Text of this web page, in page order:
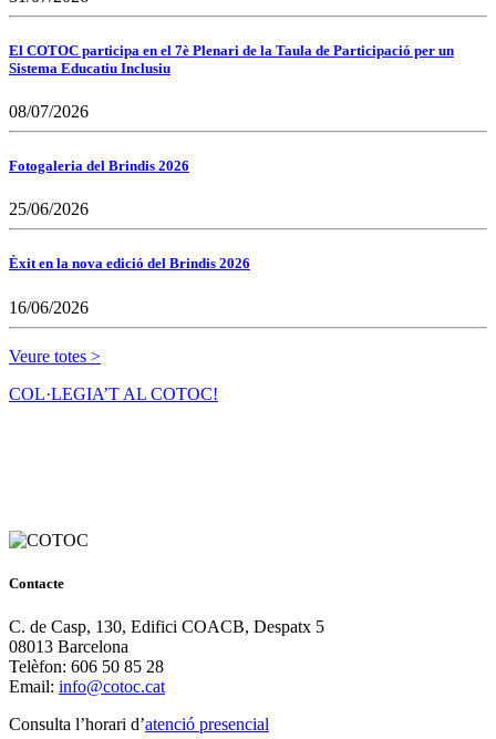
El COTOC participa en el 7è Plenari de la Taula de Participació per un
Sistema Educatiu Inclusiu
08/07/2026
Fotogaleria del Brindis 2026
25/06/2026
Èxit en la nova edició del Brindis 2026
16/06/2026
Veure totes >
COL·LEGIA’T AL COTOC!
Contacte
C. de Casp, 130, Edifici COACB, Despatx 5
08013 Barcelona
Telèfon: 606 50 85 28
Email: info@cotoc.cat
Consulta l’horari d’atenció presencial